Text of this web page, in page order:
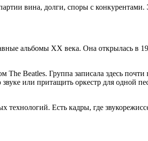
вина, долги, споры с
альбомы XX века. Она открылась в
The Beatles. Группа записала здесь
или притащить оркестр для одной
Есть кадры, где